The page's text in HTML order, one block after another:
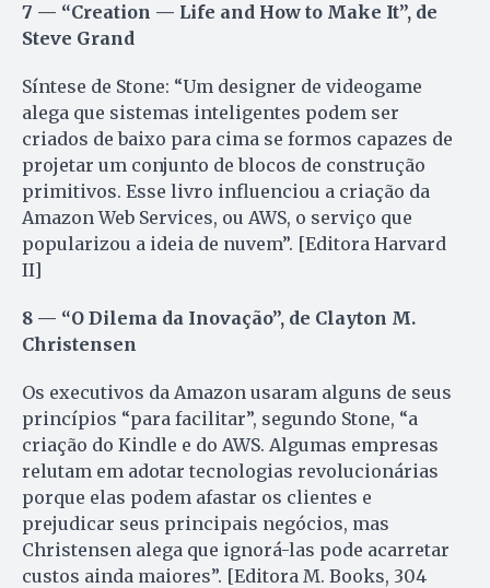
7 — “Creation — Life and How to Make It”, de
Steve Grand
Síntese de Stone: “Um designer de videogame
alega que sistemas inteligentes podem ser
criados de baixo para cima se formos capazes de
projetar um conjunto de blocos de construção
primitivos. Esse livro influenciou a criação da
Amazon Web Services, ou AWS, o serviço que
popularizou a ideia de nuvem”. [Editora Harvard
II]
8 — “O Dilema da Inovação”, de Clayton M.
Christensen
Os executivos da Amazon usaram alguns de seus
princípios “para facilitar”, segundo Stone, “a
criação do Kindle e do AWS. Algumas empresas
relutam em adotar tecnologias revolucionárias
porque elas podem afastar os clientes e
prejudicar seus principais negócios, mas
Christensen alega que ignorá-las pode acarretar
custos ainda maiores”. [Editora M. Books, 304